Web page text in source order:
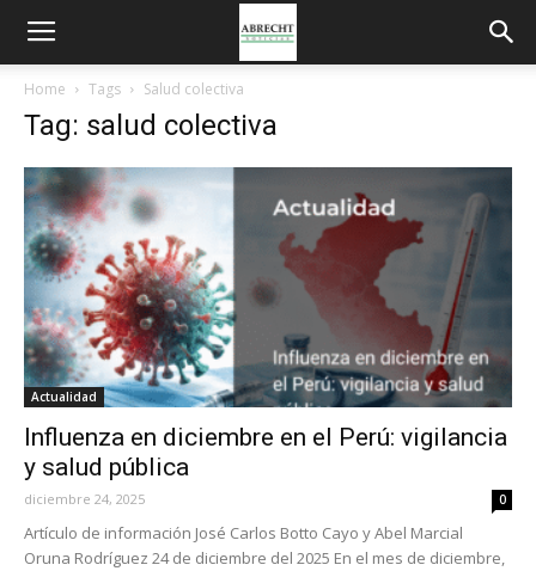
Home Tags Salud colectiva
Tag: salud colectiva
Actualidad
Influenza en diciembre en el Perú: vigilancia
y salud pública
diciembre 24, 2025 0
Artículo de información José Carlos Botto Cayo y Abel Marcial
Oruna Rodríguez 24 de diciembre del 2025 En el mes de diciembre,